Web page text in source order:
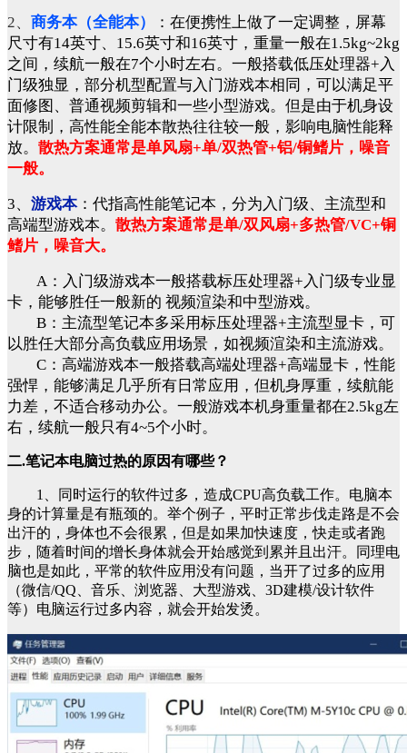
2、 商务本（全能本） ： 在便携性上做了一定调整，屏幕
尺寸有14英寸、15.6英寸和16英寸，重量一般在1.5kg~2kg
之间，续航一般在7个小时左右。一般搭载低压处理器+入
门级独显，部分机型配置与入门游戏本相同，可以满足平
面修图、普通视频剪辑和一些小型游戏。但是由于机身设
计限制，高性能全能本散热往往较一般，影响电脑性能释
放。 散热方案通常是单风扇+单/双热管+铝/铜鳍片，噪音
一般。
3、 游戏本：代指高性能笔记本，分为入门级、主流型和
高端型游戏本。 散热方案通常是单/双风扇+多热管/VC+铜
鳍片，噪音大。
A：入门级游戏本一般搭载标压处理器+入门级专业显
卡，能够胜任一般新的 视频渲染和中型游戏。
B：主流型笔记本多采用标压处理器+主流型显卡，可
以胜任大部分高负载应用场景，如视频渲染和主流游戏。
C：高端游戏本一般搭载高端处理器+高端显卡，性能
强悍，能够满足几乎所有日常应用，但机身厚重，续航能
力差，不适合移动办公。一般游戏本机身重量都在2.5kg左
右，续航一般只有4~5个小时。
二.笔记本电脑过热的原因有哪些？
1、同时运行的软件过多，造成CPU高负载工作。电脑本
身的计算量是有瓶颈的。举个例子，平时正常步伐走路是不会
出汗的，身体也不会很累，但是如果加快速度，快走或者跑
步，随着时间的增长身体就会开始感觉到累并且出汗。同理电
脑也是如此，平常的软件应用没有问题，当开了过多的应用
（微信/QQ、音乐、浏览器、大型游戏、3D建模/设计软件
等）电脑运行过多内容，就会开始发烫。